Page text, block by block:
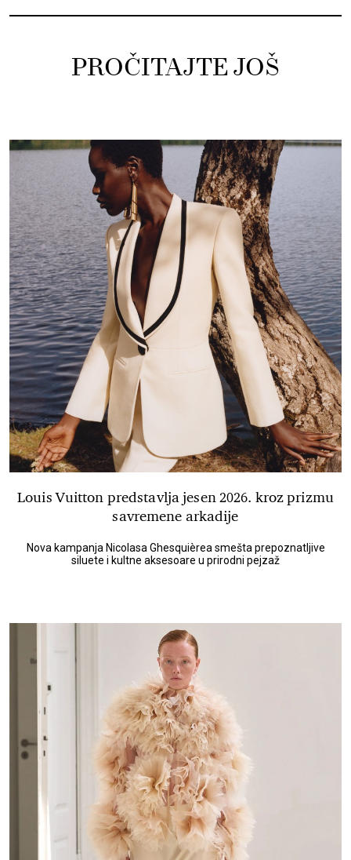
PROČITAJTE JOŠ
Louis Vuitton predstavlja jesen 2026. kroz prizmu
savremene arkadije
Nova kampanja Nicolasa Ghesquièrea smešta prepoznatljive
siluete i kultne aksesoare u prirodni pejzaž